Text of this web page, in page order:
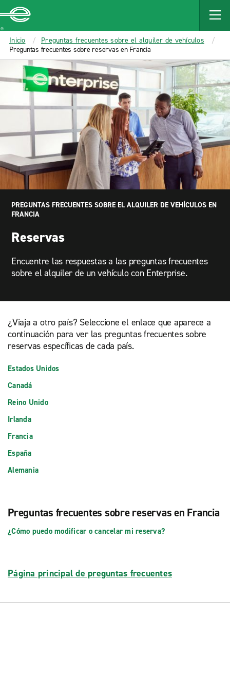
MAIN
CONTENT
Enterprise
Inicio
Preguntas frecuentes sobre el alquiler de vehículos
Preguntas frecuentes sobre reservas en Francia
PREGUNTAS FRECUENTES SOBRE EL ALQUILER DE VEHÍCULOS EN
FRANCIA
Reservas
Encuentre las respuestas a las preguntas frecuentes
sobre el alquiler de un vehículo con Enterprise.
¿Viaja a otro país? Seleccione el enlace que aparece a
continuación para ver las preguntas frecuentes sobre
reservas específicas de cada país.
Estados Unidos
Canadá
Reino Unido
Irlanda
Francia
España
Alemania
Preguntas frecuentes sobre reservas en Francia
¿Cómo puedo modificar o cancelar mi reserva?
Página principal de preguntas frecuentes